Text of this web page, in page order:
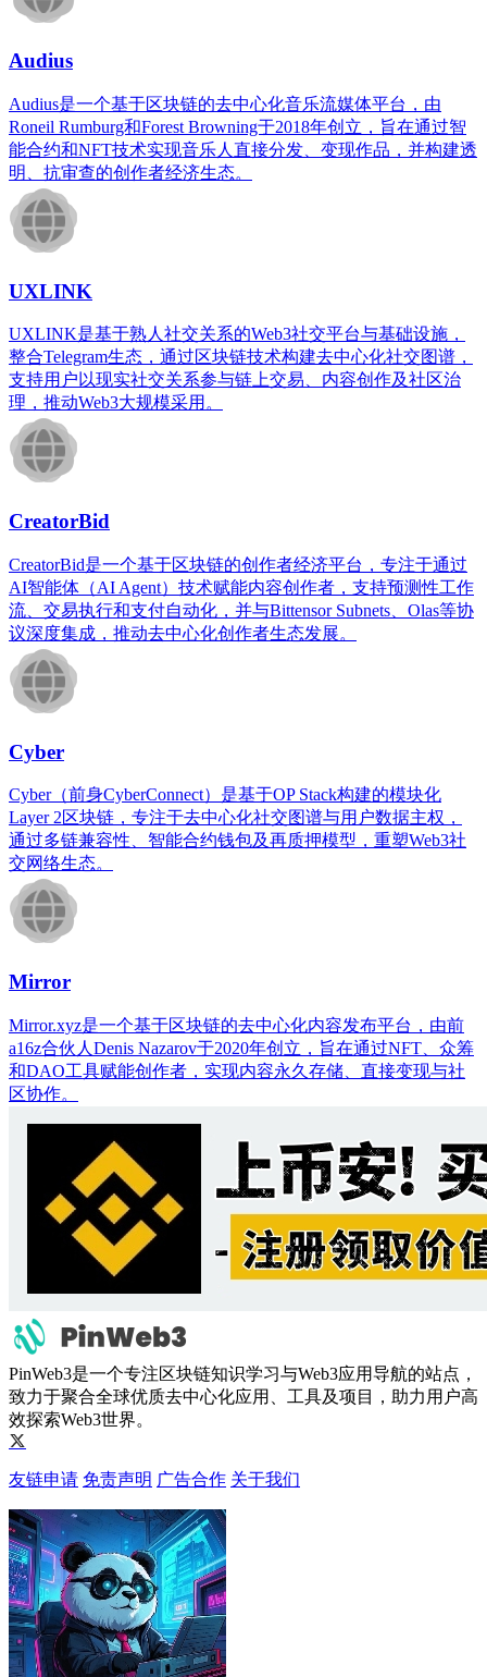
Audius
Audius是一个基于区块链的去中心化音乐流媒体平台，由
Roneil Rumburg和Forest Browning于2018年创立，旨在通过智
能合约和NFT技术实现音乐人直接分发、变现作品，并构建透
明、抗审查的创作者经济生态。
UXLINK
UXLINK是基于熟人社交关系的Web3社交平台与基础设施，
整合Telegram生态，通过区块链技术构建去中心化社交图谱，
支持用户以现实社交关系参与链上交易、内容创作及社区治
理，推动Web3大规模采用。
CreatorBid
CreatorBid是一个基于区块链的创作者经济平台，专注于通过
AI智能体（AI Agent）技术赋能内容创作者，支持预测性工作
流、交易执行和支付自动化，并与Bittensor Subnets、Olas等协
议深度集成，推动去中心化创作者生态发展。
Cyber
Cyber（前身CyberConnect）是基于OP Stack构建的模块化
Layer 2区块链，专注于去中心化社交图谱与用户数据主权，
通过多链兼容性、智能合约钱包及再质押模型，重塑Web3社
交网络生态。
Mirror
Mirror.xyz是一个基于区块链的去中心化内容发布平台，由前
a16z合伙人Denis Nazarov于2020年创立，旨在通过NFT、众筹
和DAO工具赋能创作者，实现内容永久存储、直接变现与社
区协作。
PinWeb3是一个专注区块链知识学习与Web3应用导航的站点，
致力于聚合全球优质去中心化应用、工具及项目，助力用户高
效探索Web3世界。
友链申请 免责声明 广告合作 关于我们